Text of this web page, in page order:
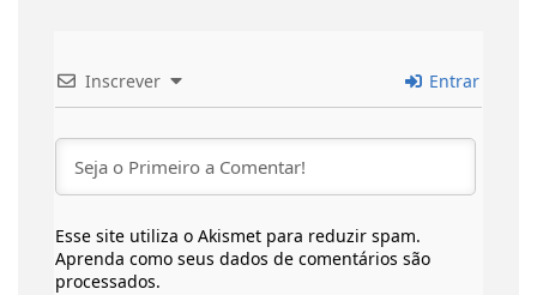
Inscrever Entrar
Esse site utiliza o Akismet para reduzir spam.
Aprenda como seus dados de comentários são
processados.